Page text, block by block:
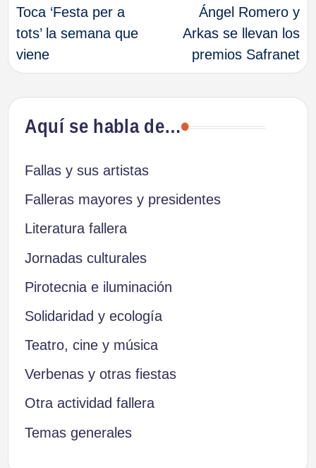
de
entradas
Toca ‘Festa per a
tots’ la semana que
viene
Ángel Romero y
Arkas se llevan los
premios Safranet
Aquí se habla de…
Fallas y sus artistas
Falleras mayores y presidentes
Literatura fallera
Jornadas culturales
Pirotecnia e iluminación
Solidaridad y ecología
Teatro, cine y música
Verbenas y otras fiestas
Otra actividad fallera
Temas generales